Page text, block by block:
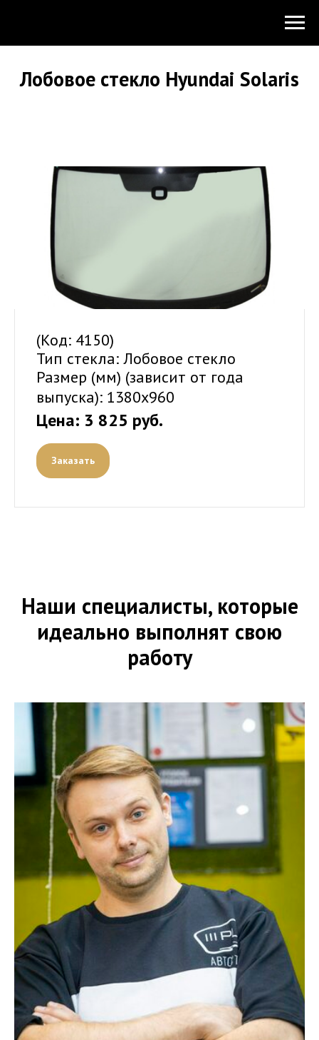
Лобовое стекло Hyundai Solaris
(Код: 4150)
Тип стекла: Лобовое стекло
Размер (мм) (зависит от года
выпуска): 1380x960
Цена: 3 825 руб.
Заказать
Наши специалисты, которые
идеально выполнят свою
работу